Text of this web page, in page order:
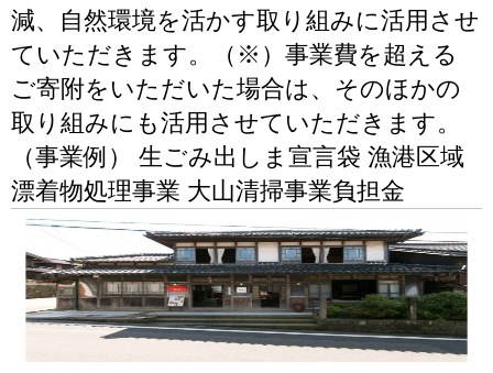
減、自然環境を活かす取り組みに活用させ
ていただきます。（※）事業費を超える
ご寄附をいただいた場合は、そのほかの
取り組みにも活用させていただきます。
（事業例） 生ごみ出しま宣言袋 漁港区域
漂着物処理事業 大山清掃事業負担金